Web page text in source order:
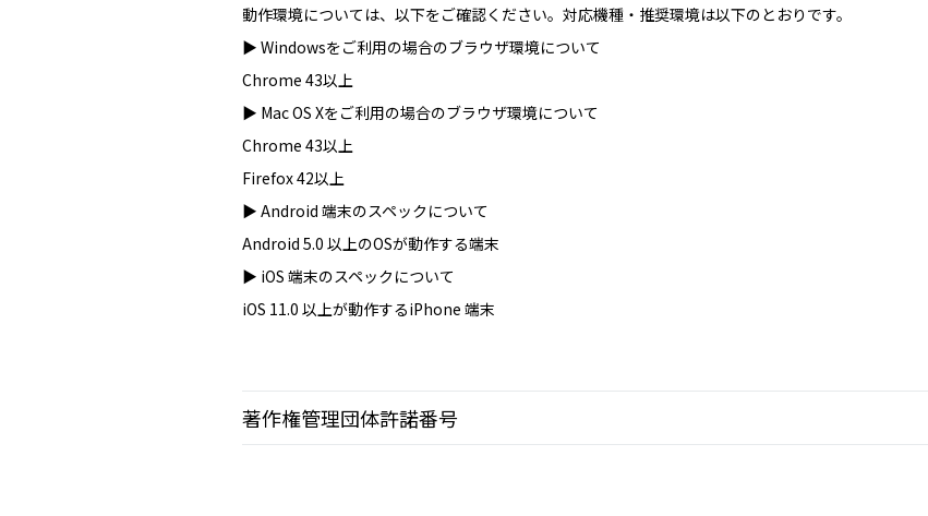
動作環境については、以下をご確認ください。対応機種・推奨環境は以下のとおりです。
▶︎ Windowsをご利用の場合のブラウザ環境について
Chrome 43以上
▶ Mac OS Xをご利用の場合のブラウザ環境について
Chrome 43以上
Firefox 42以上
▶ Android 端末のスペックについて
Android 5.0 以上のOSが動作する端末
▶ iOS 端末のスペックについて
iOS 11.0 以上が動作するiPhone 端末
著作権管理団体許諾番号